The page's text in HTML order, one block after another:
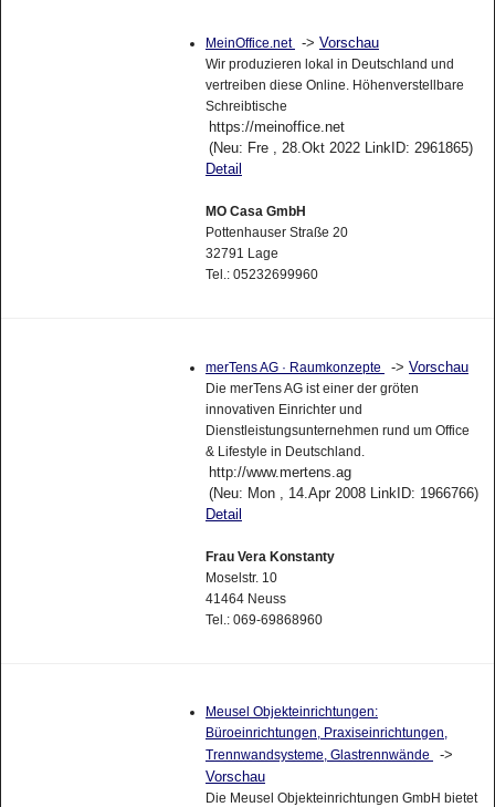
MeinOffice.net -> Vorschau
Wir produzieren lokal in Deutschland und
vertreiben diese Online. Höhenverstellbare
Schreibtische
https://meinoffice.net
(Neu: Fre , 28.Okt 2022 LinkID: 2961865)
Detail
MO Casa GmbH
Pottenhauser Straße 20
32791 Lage
Tel.: 05232699960
merTens AG · Raumkonzepte -> Vorschau
Die merTens AG ist einer der gröten
innovativen Einrichter und
Dienstleistungsunternehmen rund um Office
& Lifestyle in Deutschland.
http://www.mertens.ag
(Neu: Mon , 14.Apr 2008 LinkID: 1966766)
Detail
Frau Vera Konstanty
Moselstr. 10
41464 Neuss
Tel.: 069-69868960
Meusel Objekteinrichtungen:
Büroeinrichtungen, Praxiseinrichtungen,
Trennwandsysteme, Glastrennwände
->
Vorschau
Die Meusel Objekteinrichtungen GmbH bietet